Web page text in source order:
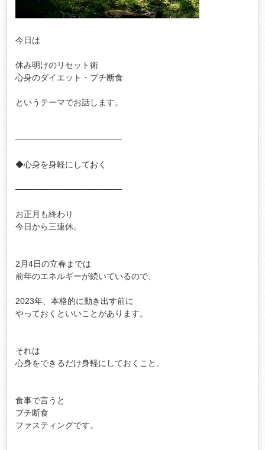
今日は
休み明けのリセット術
心身のダイエット・プチ断食
というテーマでお話します。
──────────────────
◆心身を身軽にしておく
──────────────────
お正月も終わり
今日から三連休。
2月4日の立春までは
前年のエネルギーが続いているので、
2023年、本格的に動き出す前に
やっておくといいことがあります。
それは
心身をできるだけ身軽にしておくこと。
食事で言うと
プチ断食
ファスティングです。